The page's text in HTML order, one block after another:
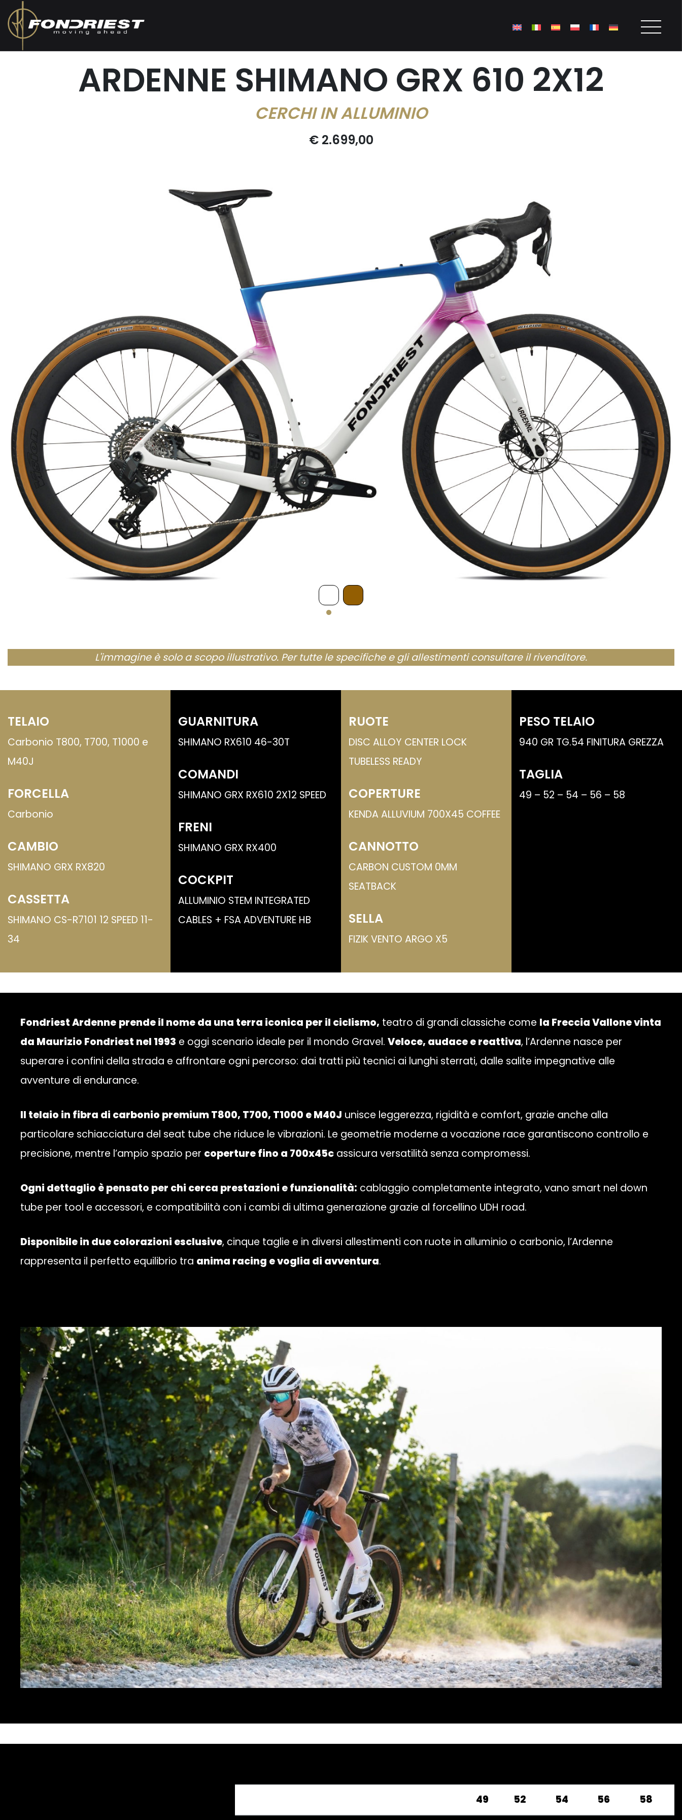
ARDENNE SHIMANO GRX 610 2X12
CERCHI IN ALLUMINIO
€ 2.699,00
L'immagine è solo a scopo illustrativo. Per tutte le specifiche e gli allestimenti consultare il rivenditore.
TELAIO
Carbonio T800, T700, T1000 e
M40J
FORCELLA
Carbonio
CAMBIO
SHIMANO GRX RX820
CASSETTA
SHIMANO CS-R7101 12 SPEED 11-
34
GUARNITURA
SHIMANO RX610 46-30T
COMANDI
SHIMANO GRX RX610 2X12 SPEED
FRENI
SHIMANO GRX RX400
COCKPIT
ALLUMINIO STEM INTEGRATED
CABLES + FSA ADVENTURE HB
RUOTE
DISC ALLOY CENTER LOCK
TUBELESS READY
COPERTURE
KENDA ALLUVIUM 700X45 COFFEE
CANNOTTO
CARBON CUSTOM 0MM
SEATBACK
SELLA
FIZIK VENTO ARGO X5
PESO TELAIO
940 GR TG.54 FINITURA GREZZA
TAGLIA
49 – 52 – 54 – 56 – 58
Fondriest Ardenne prende il nome da una terra iconica per il ciclismo, teatro di grandi classiche come la Freccia Vallone vinta
da Maurizio Fondriest nel 1993 e oggi scenario ideale per il mondo Gravel. Veloce, audace e reattiva, l’Ardenne nasce per
superare i confini della strada e affrontare ogni percorso: dai tratti più tecnici ai lunghi sterrati, dalle salite impegnative alle
avventure di endurance.
Il telaio in fibra di carbonio premium T800, T700, T1000 e M40J unisce leggerezza, rigidità e comfort, grazie anche alla
particolare schiacciatura del seat tube che riduce le vibrazioni. Le geometrie moderne a vocazione race garantiscono controllo e
precisione, mentre l’ampio spazio per coperture fino a 700x45c assicura versatilità senza compromessi.
Ogni dettaglio è pensato per chi cerca prestazioni e funzionalità: cablaggio completamente integrato, vano smart nel down
tube per tool e accessori, e compatibilità con i cambi di ultima generazione grazie al forcellino UDH road.
Disponibile in due colorazioni esclusive, cinque taglie e in diversi allestimenti con ruote in alluminio o carbonio, l’Ardenne
rappresenta il perfetto equilibrio tra anima racing e voglia di avventura.
49 52 54 56 58